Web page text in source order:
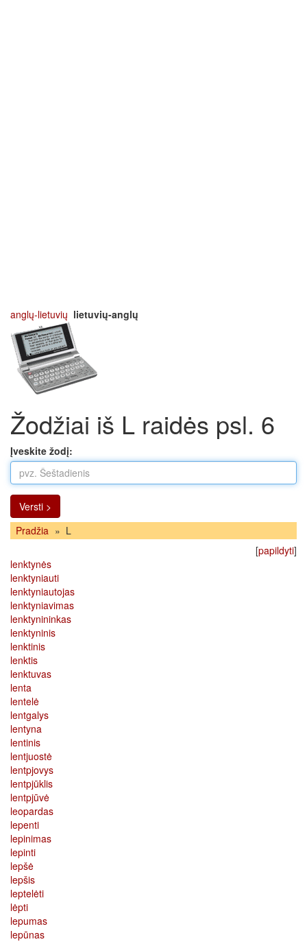
anglų-lietuvių lietuvių-anglų
Žodžiai iš L raidės psl. 6
Įveskite žodį:
Versti >
Pradžia » L
[papildyti]
lenktynės
lenktyniauti
lenktyniautojas
lenktyniavimas
lenktynininkas
lenktyninis
lenktinis
lenktis
lenktuvas
lenta
lentelė
lentgalys
lentyna
lentinis
lentjuostė
lentpjovys
lentpjūklis
lentpjūvė
leopardas
lepenti
lepinimas
lepinti
lepšė
lepšis
leptelėti
lėpti
lepumas
lepūnas